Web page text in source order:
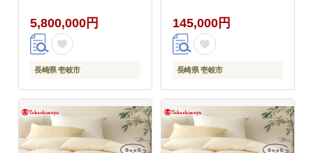
羽毛布団 アイダー
[JFJ048] 580万
6000000 6000000円
600万円
5,800,000円
長崎県 壱岐市
毛 布団 本掛け
[JFJ052] 羽毛布団
100000 100000円 10万
円
145,000円
長崎県 壱岐市